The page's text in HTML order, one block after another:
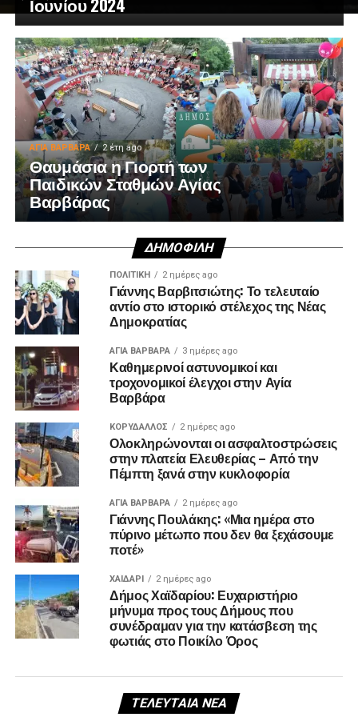
ΑΓΙΑ ΒΑΡΒΑΡΑ 2 έτη ago
Θαυμάσια η Γιορτή των
Παιδικών Σταθμών Αγίας
Βαρβάρας
ΔΗΜΟΦΙΛΉ
ΠΟΛΙΤΙΚΉ 2 ημέρες ago
Γιάννης Βαρβιτσιώτης: Το τελευταίο
αντίο στο ιστορικό στέλεχος της Νέας
Δημοκρατίας
ΑΓΙΑ ΒΑΡΒΑΡΑ 3 ημέρες ago
Καθημερινοί αστυνομικοί και
τροχονομικοί έλεγχοι στην Αγία
Βαρβάρα
ΚΟΡΥΔΑΛΛΟΣ 2 ημέρες ago
Ολοκληρώνονται οι ασφαλτοστρώσεις
στην πλατεία Ελευθερίας – Από την
Πέμπτη ξανά στην κυκλοφορία
ΑΓΙΑ ΒΑΡΒΑΡΑ 2 ημέρες ago
Γιάννης Πουλάκης: «Μια ημέρα στο
πύρινο μέτωπο που δεν θα ξεχάσουμε
ποτέ»
ΧΑΪΔΑΡΙ 2 ημέρες ago
Δήμος Χαϊδαρίου: Ευχαριστήριο
μήνυμα προς τους Δήμους που
συνέδραμαν για την κατάσβεση της
φωτιάς στο Ποικίλο Όρος
ΤΕΛΕΥΤΑΊΑ ΝΈΑ